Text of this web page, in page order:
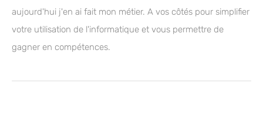
aujourd'hui j'en ai fait mon métier. A vos côtés pour simplifier
votre utilisation de l'informatique et vous permettre de
gagner en compétences.